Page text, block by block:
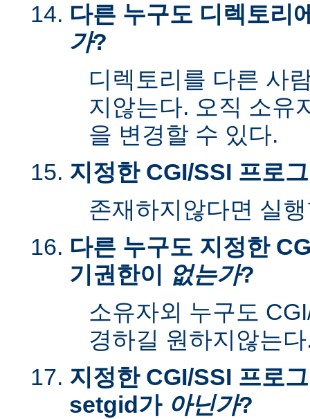
다른 누구도 디렉토리
가?
디렉토리를 다른 사
지않는다. 오직 소유
을 변경할 수 있다.
지정한 CGI/SSI 프로
존재하지않다면 실
다른 누구도 지정한
기권한이
없는가?
소유자외 누구도
경하길 원하지않는
지정한 CGI/SSI 프로
setgid가 아닌가?